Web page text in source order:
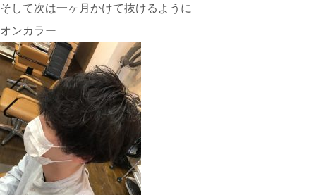
そして次は一ヶ月かけて抜けるように
オンカラー